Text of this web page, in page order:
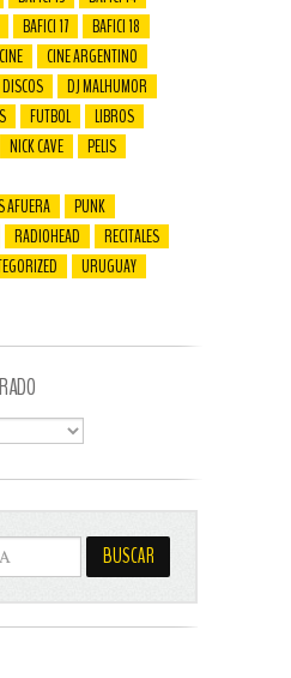
BAFICI 17
BAFICI 18
CINE
CINE ARGENTINO
DISCOS
DJ MALHUMOR
FUTBOL
LIBROS
NICK CAVE
PELIS
AFUERA
PUNK
RADIOHEAD
RECITALES
URUGUAY